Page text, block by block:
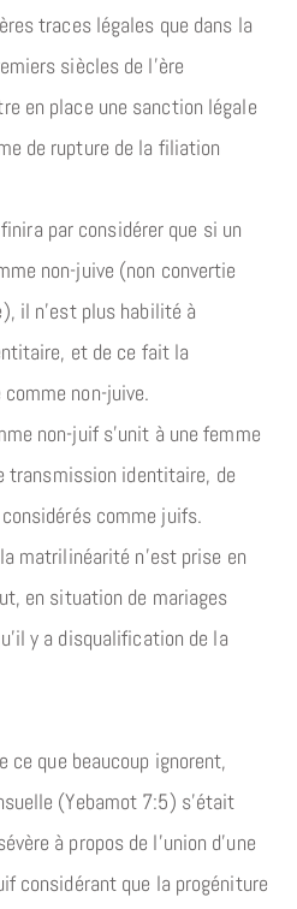
traces légales que dans la
siècles de l’ère
en place une sanction légale
de rupture de la filiation
par considérer que si un
non-juive (non convertie
il n’est plus habilité à
et de ce fait la
non-juive.
non-juif s’unit à une femme
transmission identitaire, de
comme juifs.
matrilinéarité n’est prise en
en situation de mariages
y a disqualification de la
ce que beaucoup ignorent,
(Yebamot 7:5) s’était
à propos de l’union d’une
considérant que la progéniture